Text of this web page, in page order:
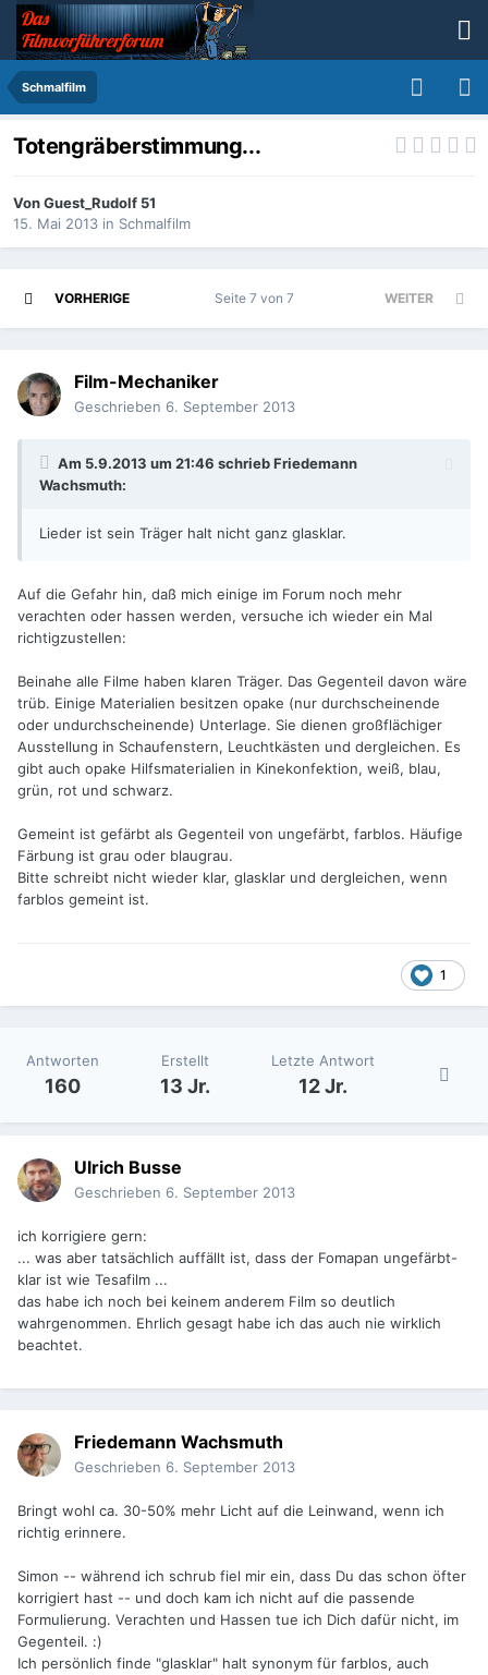
Schmalfilm
Totengräberstimmung...
VonGuest_Rudolf 51
15. Mai 2013 in Schmalfilm
VORHERIGE WEITER
Seite 7 von 7
Film-Mechaniker
Geschrieben 6. September 2013
Am 5.9.2013 um 21:46 schrieb Friedemann
Wachsmuth:
Lieder ist sein Träger halt nicht ganz glasklar.
Auf die Gefahr hin, daß mich einige im Forum noch mehr
verachten oder hassen werden, versuche ich wieder ein Mal
richtigzustellen:
Beinahe alle Filme haben klaren Träger. Das Gegenteil davon wäre
trüb. Einige Materialien besitzen opake (nur durchscheinende
oder undurchscheinende) Unterlage. Sie dienen großflächiger
Ausstellung in Schaufenstern, Leuchtkästen und dergleichen. Es
gibt auch opake Hilfsmaterialien in Kinekonfektion, weiß, blau,
grün, rot und schwarz.
Gemeint ist gefärbt als Gegenteil von ungefärbt, farblos. Häufige
Färbung ist grau oder blaugrau.
Bitte schreibt nicht wieder klar, glasklar und dergleichen, wenn
farblos gemeint ist.
1
Antworten
160
Erstellt
13 Jr.
Letzte Antwort
12 Jr.
Ulrich Busse
Geschrieben 6. September 2013
ich korrigiere gern:
... was aber tatsächlich auffällt ist, dass der Fomapan ungefärbt-
klar ist wie Tesafilm ...
das habe ich noch bei keinem anderem Film so deutlich
wahrgenommen. Ehrlich gesagt habe ich das auch nie wirklich
beachtet.
Friedemann Wachsmuth
Geschrieben 6. September 2013
Bringt wohl ca. 30-50% mehr Licht auf die Leinwand, wenn ich
richtig erinnere.
Simon -- während ich schrub fiel mir ein, dass Du das schon öfter
korrigiert hast -- und doch kam ich nicht auf die passende
Formulierung. Verachten und Hassen tue ich Dich dafür nicht, im
Gegenteil. :)
Ich persönlich finde "glasklar" halt synonym für farblos, auch